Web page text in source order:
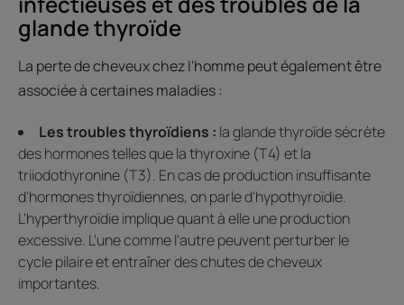
glande thyroïde
La perte de cheveux chez l'homme peut également être
associée à certaines maladies :
Les troubles thyroïdiens : la glande thyroïde sécrète
des hormones telles que la thyroxine (T4) et la
triiodothyronine (T3). En cas de production insuffisante
d'hormones thyroïdiennes, on parle d'hypothyroïdie.
L'hyperthyroïdie implique quant à elle une production
excessive. L'une comme l'autre peuvent perturber le
cycle pilaire et entraîner des chutes de cheveux
importantes.